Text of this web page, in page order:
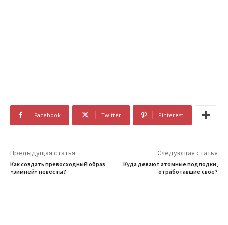
Facebook Twitter Pinterest
Предыдущая статья
Как создать превосходный образ
«зимней» невесты?
Следующая статья
Куда девают атомные подлодки,
отработавшие свое?